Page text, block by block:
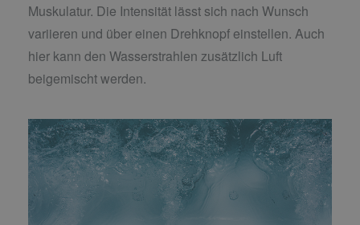
Muskulatur. Die Intensität lässt sich nach Wunsch
variieren und über einen Drehknopf einstellen. Auch
hier kann den Wasserstrahlen zusätzlich Luft
beigemischt werden.